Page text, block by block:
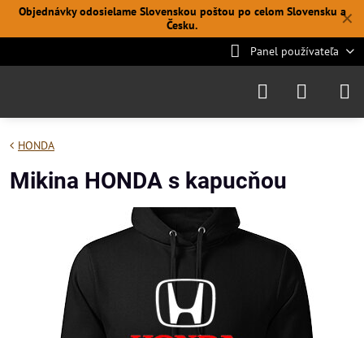
✕
Objednávky odosielame Slovenskou poštou po celom Slovensku a
Česku.
Panel používateľa
HONDA
Mikina HONDA s kapucňou